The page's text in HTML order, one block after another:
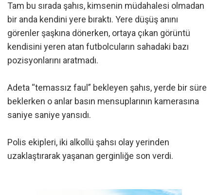
Tam bu sırada şahıs, kimsenin müdahalesi olmadan
bir anda kendini yere bıraktı. Yere düşüş anını
görenler şaşkına dönerken, ortaya çıkan görüntü
kendisini yeren atan futbolcuların sahadaki bazı
pozisyonlarını aratmadı.
Adeta “temassız faul” bekleyen şahıs, yerde bir süre
beklerken o anlar basın mensuplarının kamerasına
saniye saniye yansıdı.
Polis ekipleri, iki alkollü şahsı olay yerinden
uzaklaştırarak yaşanan gerginliğe son verdi.